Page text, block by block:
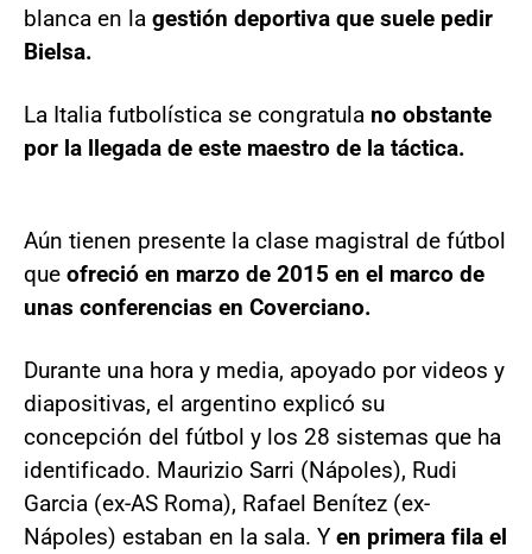
blanca en la gestión deportiva que suele pedir
Bielsa.
La Italia futbolística se congratula no obstante
por la llegada de este maestro de la táctica.
Aún tienen presente la clase magistral de fútbol
que ofreció en marzo de 2015 en el marco de
unas conferencias en Coverciano.
Durante una hora y media, apoyado por videos y
diapositivas, el argentino explicó su
concepción del fútbol y los 28 sistemas que ha
identificado. Maurizio Sarri (Nápoles), Rudi
Garcia (ex-AS Roma), Rafael Benítez (ex-
Nápoles) estaban en la sala. Y en primera fila el